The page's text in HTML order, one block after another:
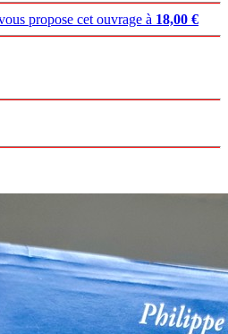
propose cet ouvrage à 18,00 €